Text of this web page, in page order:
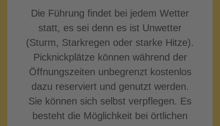
Die Führung findet bei jedem Wetter
statt, es sei denn es ist Unwetter
(Sturm, Starkregen oder starke Hitze).
Picknickplätze können während der
Öffnungszeiten unbegrenzt kostenlos
dazu reserviert und genutzt werden.
Sie können sich selbst verpflegen. Es
besteht die Möglichkeit bei örtlichen